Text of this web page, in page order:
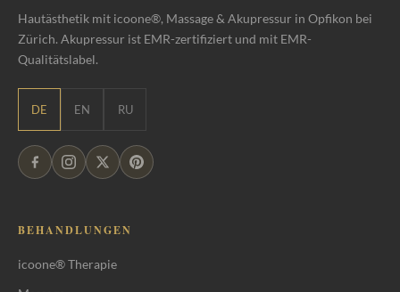
Hautästhetik mit icoone®, Massage & Akupressur in Opfikon bei
Zürich. Akupressur ist EMR-zertifiziert und mit EMR-
Qualitätslabel.
DE EN RU
BEHANDLUNGEN
icoone® Therapie